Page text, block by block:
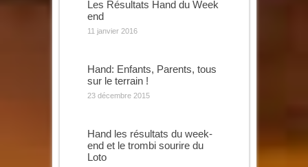
Les Résultats Hand du Week
end
11 janvier 2016
Hand: Enfants, Parents, tous
sur le terrain !
23 décembre 2015
Hand les résultats du week-
end et le trombi sourire du
Loto